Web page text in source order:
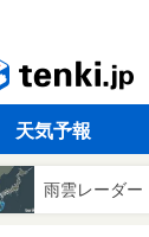
天気予報
雨雲レーダー